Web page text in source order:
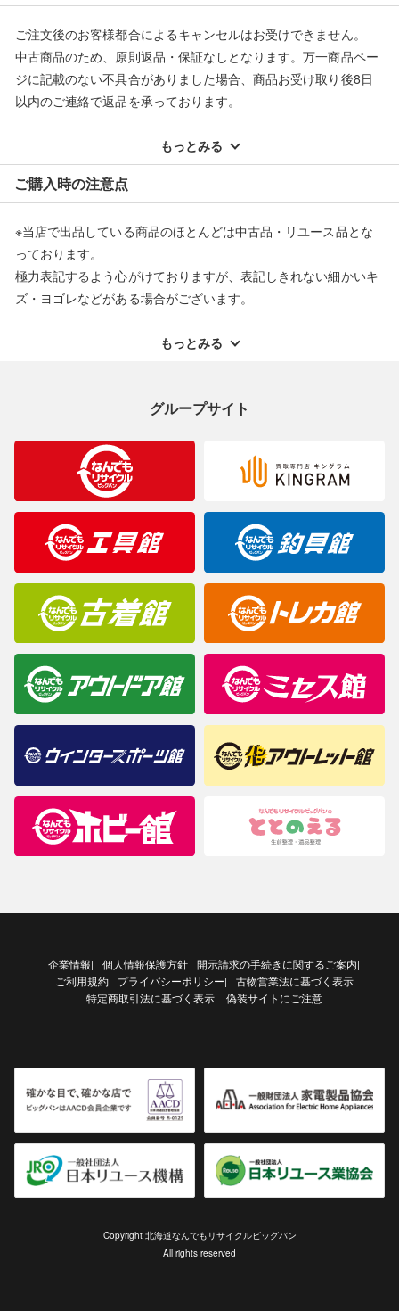
ご注文後のお客様都合によるキャンセルはお受けできません。
中古商品のため、原則返品・保証なしとなります。万一商品ペー
ジに記載のない不具合がありました場合、商品お受け取り後8日
以内のご連絡で返品を承っております。
配送料ともに当社負担で対応いたします。
※オンラインストアで購入頂いた商品は、店頭での返品はお受け
できません。また、商品の修理及び交換に関しては承ることがで
返品・交換について
もっとみる
ご購入時の注意点
※当店で出品している商品のほとんどは中古品・リユース品とな
っております。
極力表記するよう心がけておりますが、表記しきれない細かいキ
ズ・ヨゴレなどがある場合がございます。
ご理解くださいますようお願い申し上げます。
合がございますのでご了承ください。
※表記したカラー名は、当社が判断した名称を掲載しています。
製造元が定めたカラー名と異なることもあります。色調などご不
明なことがありましたらご購入前にお問い合わせください。
商品について
もっとみる
グループサイト
企業情報| 個人情報保護方針 開示請求の手続きに関するご案内|
ご利用規約 プライバシーポリシー|
古物営業法に基づく表示
特定商取引法に基づく表示| 偽装サイトにご注意
Copyright 北海道なんでもリサイクルビッグバン
All rights reserved